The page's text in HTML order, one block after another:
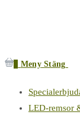
Meny Stäng
LED-remsor